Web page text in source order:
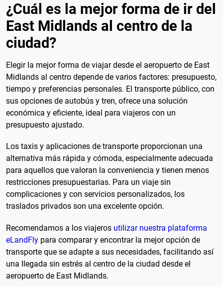
¿Cuál es la mejor forma de ir del
East Midlands al centro de la
ciudad?
Elegir la mejor forma de viajar desde el aeropuerto de East
Midlands al centro depende de varios factores: presupuesto,
tiempo y preferencias personales. El transporte público, con
sus opciones de autobús y tren, ofrece una solución
económica y eficiente, ideal para viajeros con un
presupuesto ajustado.
Los taxis y aplicaciones de transporte proporcionan una
alternativa más rápida y cómoda, especialmente adecuada
para aquellos que valoran la conveniencia y tienen menos
restricciones presupuestarias. Para un viaje sin
complicaciones y con servicios personalizados, los
traslados privados son una excelente opción.
Recomendamos a los viajeros utilizar nuestra plataforma
eLandFly para comparar y encontrar la mejor opción de
transporte que se adapte a sus necesidades, facilitando así
una llegada sin estrés al centro de la ciudad desde el
aeropuerto de East Midlands.